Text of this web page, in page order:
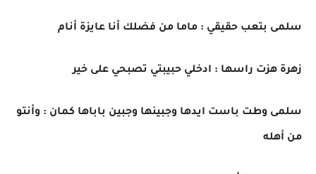
سلمى بتعب حقيقي : ماما من فضلك أنا عايزة أنام
زهرة هزت راسها : ادخلي حبيبتي تصبحي على خير
سلمى وطت باست ايدها وجبينها وجبين باباها كمان : وأنتو
من أهله